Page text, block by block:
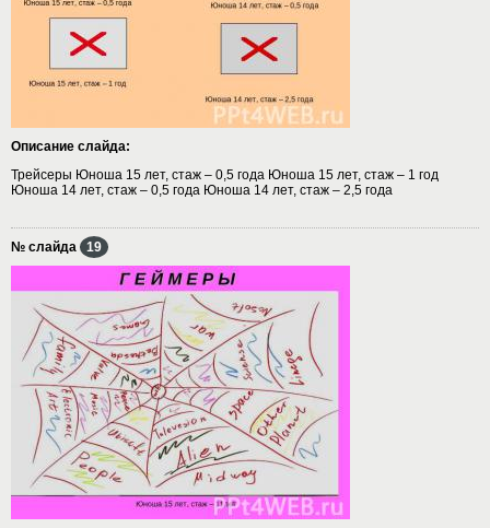
Описание слайда:
Трейсеры Юноша 15 лет, стаж – 0,5 года Юноша 15 лет, стаж – 1 год
Юноша 14 лет, стаж – 0,5 года Юноша 14 лет, стаж – 2,5 года
№ слайда 19